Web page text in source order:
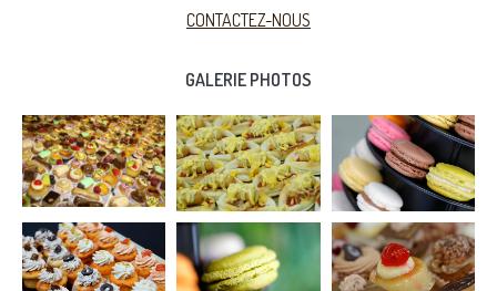
CONTACTEZ-NOUS
GALERIE PHOTOS